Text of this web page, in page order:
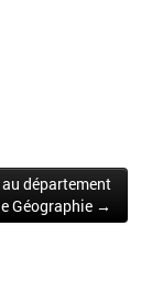
département
Géographie →